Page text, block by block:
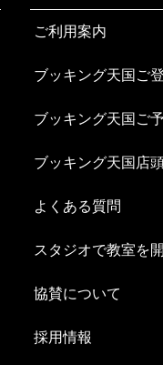
ご利用案内
ブッキング天国ご
ブッキング天国ご
ブッキング天国店
よくある質問
スタジオで教室を
協賛について
採用情報